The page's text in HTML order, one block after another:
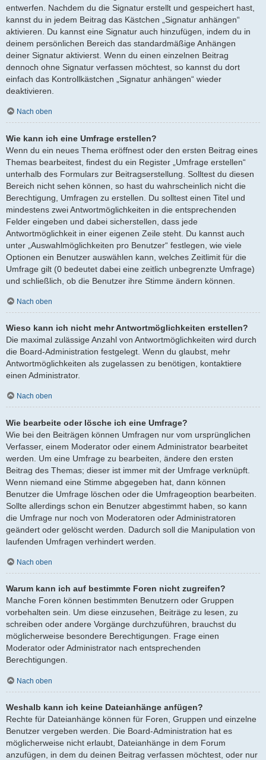
entwerfen. Nachdem du die Signatur erstellt und gespeichert hast,
kannst du in jedem Beitrag das Kästchen „Signatur anhängen“
aktivieren. Du kannst eine Signatur auch hinzufügen, indem du in
deinem persönlichen Bereich das standardmäßige Anhängen
deiner Signatur aktivierst. Wenn du einen einzelnen Beitrag
dennoch ohne Signatur verfassen möchtest, so kannst du dort
einfach das Kontrollkästchen „Signatur anhängen“ wieder
deaktivieren.
Nach oben
Wie kann ich eine Umfrage erstellen?
Wenn du ein neues Thema eröffnest oder den ersten Beitrag eines
Themas bearbeitest, findest du ein Register „Umfrage erstellen“
unterhalb des Formulars zur Beitragserstellung. Solltest du diesen
Bereich nicht sehen können, so hast du wahrscheinlich nicht die
Berechtigung, Umfragen zu erstellen. Du solltest einen Titel und
mindestens zwei Antwortmöglichkeiten in die entsprechenden
Felder eingeben und dabei sicherstellen, dass jede
Antwortmöglichkeit in einer eigenen Zeile steht. Du kannst auch
unter „Auswahlmöglichkeiten pro Benutzer“ festlegen, wie viele
Optionen ein Benutzer auswählen kann, welches Zeitlimit für die
Umfrage gilt (0 bedeutet dabei eine zeitlich unbegrenzte Umfrage)
und schließlich, ob die Benutzer ihre Stimme ändern können.
Nach oben
Wieso kann ich nicht mehr Antwortmöglichkeiten erstellen?
Die maximal zulässige Anzahl von Antwortmöglichkeiten wird durch
die Board-Administration festgelegt. Wenn du glaubst, mehr
Antwortmöglichkeiten als zugelassen zu benötigen, kontaktiere
einen Administrator.
Nach oben
Wie bearbeite oder lösche ich eine Umfrage?
Wie bei den Beiträgen können Umfragen nur vom ursprünglichen
Verfasser, einem Moderator oder einem Administrator bearbeitet
werden. Um eine Umfrage zu bearbeiten, ändere den ersten
Beitrag des Themas; dieser ist immer mit der Umfrage verknüpft.
Wenn niemand eine Stimme abgegeben hat, dann können
Benutzer die Umfrage löschen oder die Umfrageoption bearbeiten.
Sollte allerdings schon ein Benutzer abgestimmt haben, so kann
die Umfrage nur noch von Moderatoren oder Administratoren
geändert oder gelöscht werden. Dadurch soll die Manipulation von
laufenden Umfragen verhindert werden.
Nach oben
Warum kann ich auf bestimmte Foren nicht zugreifen?
Manche Foren können bestimmten Benutzern oder Gruppen
vorbehalten sein. Um diese einzusehen, Beiträge zu lesen, zu
schreiben oder andere Vorgänge durchzuführen, brauchst du
möglicherweise besondere Berechtigungen. Frage einen
Moderator oder Administrator nach entsprechenden
Berechtigungen.
Nach oben
Weshalb kann ich keine Dateianhänge anfügen?
Rechte für Dateianhänge können für Foren, Gruppen und einzelne
Benutzer vergeben werden. Die Board-Administration hat es
möglicherweise nicht erlaubt, Dateianhänge in dem Forum
anzufügen, in dem du deinen Beitrag verfassen möchtest, oder nur